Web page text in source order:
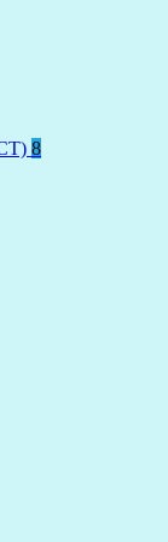
8